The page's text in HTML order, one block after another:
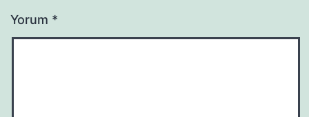
Yorum *